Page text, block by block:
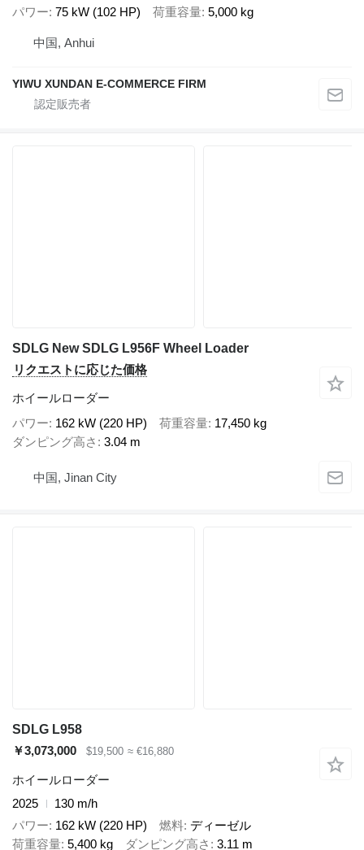
パワー 75 kW (102 HP) 荷重容量 5,000 kg
中国, Anhui
YIWU XUNDAN E-COMMERCE FIRM
SDLG New SDLG L956F Wheel Loader
リクエストに応じた価格
ホイールローダー
パワー 162 kW (220 HP) 荷重容量 17,450 kg
ダンピング高さ
3.04 m
中国, Jinan City
SDLG L958
￥3,073,000
$19,500 ≈ €16,880
ホイールローダー
2025
130 m/h
パワー 162 kW (220 HP) 燃料 ディーゼル
荷重容量 5,400 kg ダンピング高さ 3.11 m